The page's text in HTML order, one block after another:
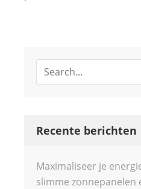
Recente berichten
Maximaliseer je
slimme zonnepanelen